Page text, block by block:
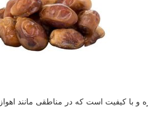
با کیفیت است که در مناطقی مانند